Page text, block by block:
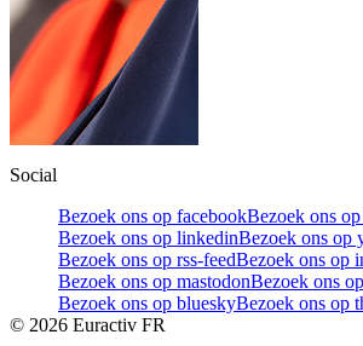
Social
Bezoek ons op facebookBezoek ons
Bezoek ons op linkedinBezoek ons op
Bezoek ons op rss-feedBezoek ons op
Bezoek ons op mastodonBezoek ons
Bezoek ons op blueskyBezoek ons op
© 2026 Euractiv FR